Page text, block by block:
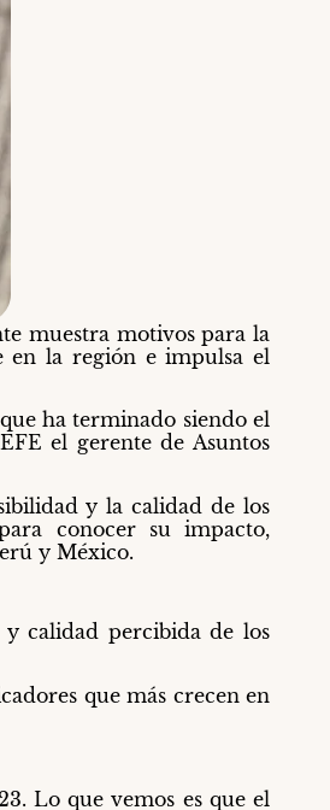
muestra motivos para la
en la región e impulsa el
ha terminado siendo el
el gerente de Asuntos
y la calidad de los
conocer su impacto,
y México.
y calidad percibida de los
que más crecen en
Lo que vemos es que el